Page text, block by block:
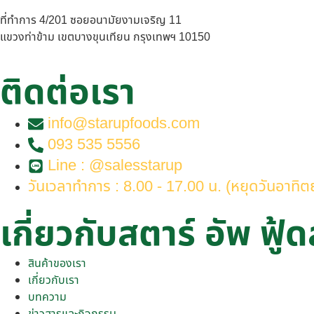
ที่ทำการ 4/201 ซอยอนามัยงามเจริญ 11
แขวงท่าข้าม เขตบางขุนเทียน กรุงเทพฯ 10150
ติดต่อเรา
info@starupfoods.com
093 535 5556
Line : @salesstarup
วันเวลาทำการ : 8.00 - 17.00 น. (หยุดวันอาทิ
เกี่ยวกับสตาร์ อัพ ฟู้
สินค้าของเรา
เกี่ยวกับเรา
บทความ